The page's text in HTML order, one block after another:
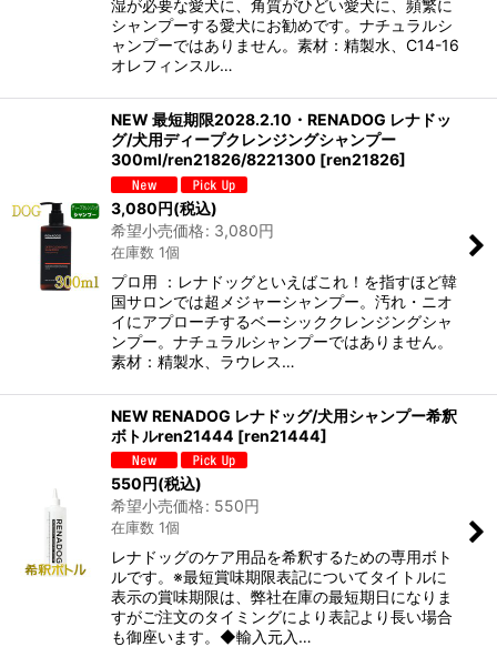
湿が必要な愛犬に、角質がひどい愛犬に、頻繁に
シャンプーする愛犬にお勧めです。ナチュラルシ
ャンプーではありません。素材：精製水、C14-16
オレフィンスル…
NEW 最短期限2028.2.10・RENADOG レナドッ
グ/犬用ディープクレンジングシャンプー
300ml/ren21826/8221300 [ren21826]
3,080円(税込)
希望小売価格: 3,080円
在庫数 1個
プロ用 ：レナドッグといえばこれ！を指すほど韓
国サロンでは超メジャーシャンプー。汚れ・ニオ
イにアプローチするベーシッククレンジングシャ
ンプー。ナチュラルシャンプーではありません。
素材：精製水、ラウレス…
NEW RENADOG レナドッグ/犬用シャンプー希釈
ボトルren21444 [ren21444]
550 円(税込)
希望小売価格: 550円
在庫数 1個
レナドッグのケア用品を希釈するための専用ボト
ルです。※最短賞味期限表記についてタイトルに
表示の賞味期限は、弊社在庫の最短期日になりま
すがご注文のタイミングにより表記より長い場合
も御座います。◆輸入元入…